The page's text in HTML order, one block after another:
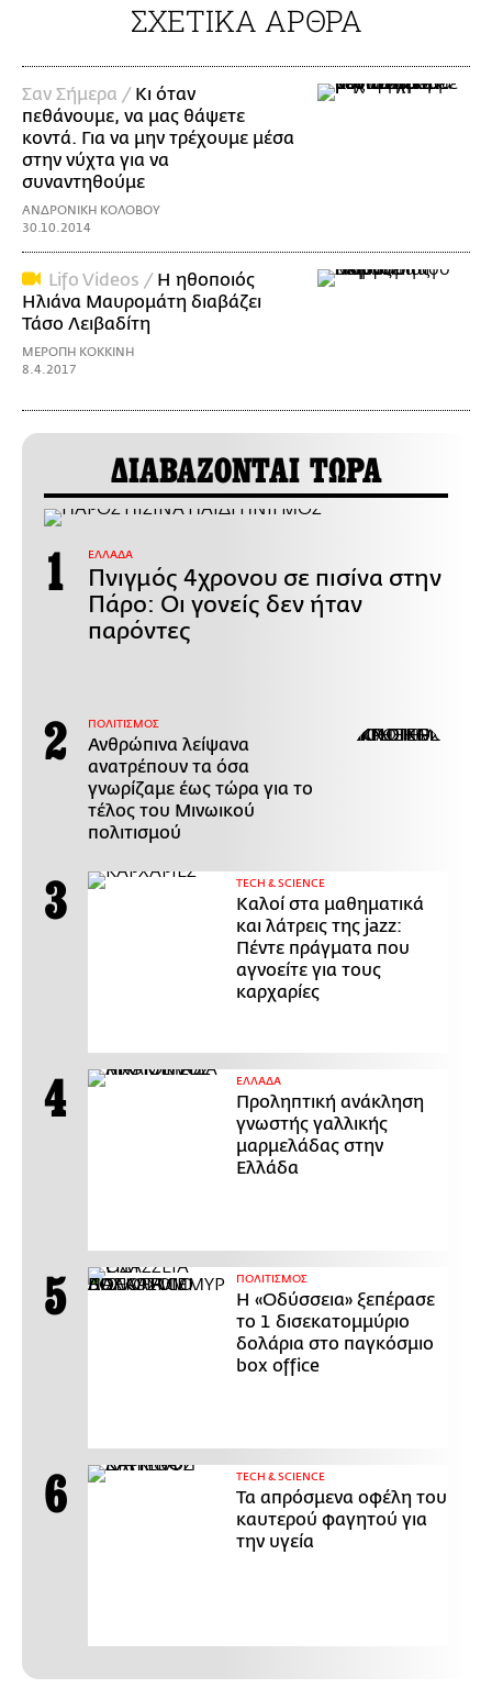
ΣΧΕΤΙΚΑ ΑΡΘΡΑ
Σαν Σήμερα / Κι όταν
πεθάνουμε, να μας θάψετε
κοντά. Για να μην τρέχουμε μέσα
στην νύχτα για να
συναντηθούμε
ΑΝΔΡΟΝΙΚΗ ΚΟΛΟΒΟΥ
30.10.2014
Lifo Videos / Η ηθοποιός
Ηλιάνα Μαυρομάτη διαβάζει
Τάσο Λειβαδίτη
ΜΕΡΟΠΗ ΚΟΚΚΙΝΗ
8.4.2017
ΔΙΑΒΑΖΟΝΤΑΙ ΤΩΡΑ
ΕΛΛΑΔΑ
Πνιγμός 4χρονου σε πισίνα στην
Πάρο: Οι γονείς δεν ήταν
παρόντες
ΠΟΛΙΤΙΣΜΟΣ
Ανθρώπινα λείψανα
ανατρέπουν τα όσα
γνωρίζαμε έως τώρα για το
τέλος του Μινωικού
πολιτισμού
ΤECH & SCIENCE
Καλοί στα μαθηματικά
και λάτρεις της jazz:
Πέντε πράγματα που
αγνοείτε για τους
καρχαρίες
ΕΛΛΑΔΑ
Προληπτική ανάκληση
γνωστής γαλλικής
μαρμελάδας στην
Ελλάδα
ΠΟΛΙΤΙΣΜΟΣ
Η «Οδύσσεια» ξεπέρασε
το 1 δισεκατομμύριο
δολάρια στο παγκόσμιο
box office
ΤECH & SCIENCE
Τα απρόσμενα οφέλη του
καυτερού φαγητού για
την υγεία